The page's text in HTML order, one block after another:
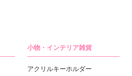
小物・インテリア雑貨
アクリルキーホルダー